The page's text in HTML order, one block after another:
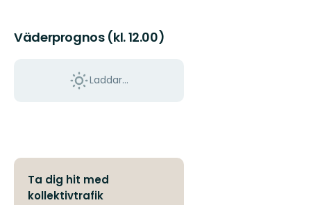
Väderprognos (kl. 12.00)
Laddar...
Ta dig hit med
kollektivtrafik